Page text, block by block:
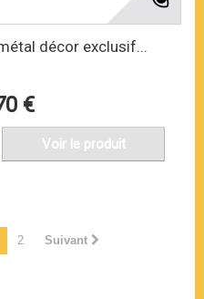
décor exclusif...
€
Voir le produit
2 Suivant